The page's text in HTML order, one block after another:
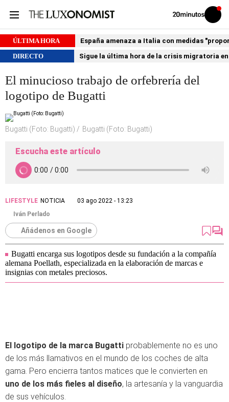
Volver
Iniciar
sesión
ÚLTIMA HORA
España amenaza a Italia con medidas
DIRECTO
Sigue la última hora de la crisis migratoria
El minucioso trabajo de orfebrería del
logotipo de Bugatti
Bugatti (Foto: Bugatti) Bugatti (Foto: Bugatti)
Escucha este artículo
LIFESTYLE NOTICIA
03 ago 2022 - 13:23
Iván Perlado
Añádenos en Google
Bugatti encarga sus logotipos desde su fundación a la compañía
alemana Poellath, especializada en la elaboración de marcas e
insignias con metales preciosos.
El logotipo de la marca Bugatti probablemente no es uno
de los más llamativos en el mundo de los coches de alta
gama. Pero encierra tantos matices que le convierten en
uno de los más fieles al diseño, la artesanía y la vanguardia
de sus vehículos.